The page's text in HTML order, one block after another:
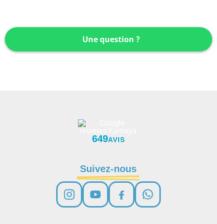
Une question ?
649AVIS
Suivez-nous